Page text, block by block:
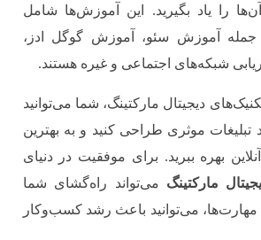
را یاد بگیرید. این آموزش‌ها شامل
جمله آموزش سئو، آموزش گوگل ادز،
شبکه‌های اجتماعی و غیره هستند.
دیجیتال مارکتینگ، شما می‌توانید
موثری طراحی کنید و به بهترین
بهره ببرید. برای موفقیت در دنیای
مارکتینگ می‌تواند راه‌گشای شما
مهارت‌ها، می‌توانید باعث رشد کسب‌وکار